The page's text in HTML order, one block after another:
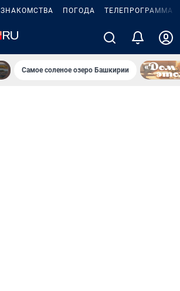
ЗНАКОМСТВА ПОГОДА ТЕЛЕПРОГРАММА
Самое соленое озеро Башкирии